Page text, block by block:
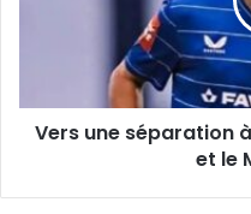
le
Milan
Vers une séparation
et le